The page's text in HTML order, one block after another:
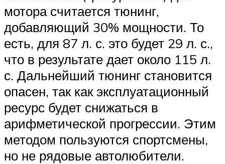
мотора считается тюнинг,
добавляющий 30% мощности. То
есть, для 87 л. с. это будет 29 л. с.,
что в результате дает около 115 л.
с. Дальнейший тюнинг становится
опасен, так как эксплуатационный
ресурс будет снижаться в
арифметической прогрессии. Этим
методом пользуются спортсмены,
но не рядовые автолюбители.